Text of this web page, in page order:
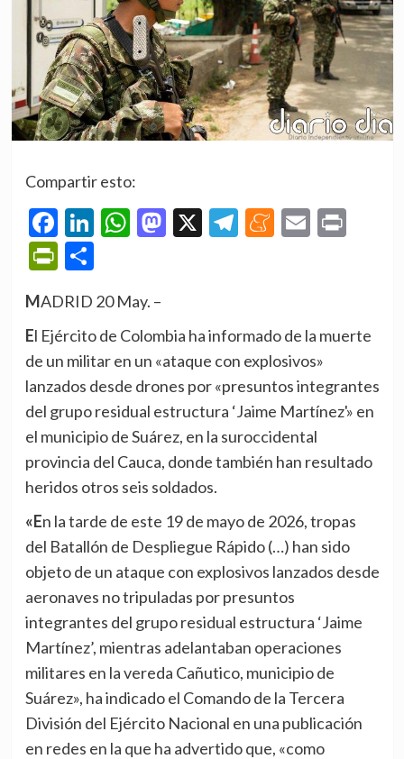
Compartir esto:
Facebook
LinkedIn
WhatsApp
Mastodon
X Telegram
Meneame
Email
PrintFriendly
Compartir
MADRID 20 May. –
El Ejército de Colombia ha informado de la muerte
de un militar en un «ataque con explosivos»
lanzados desde drones por «presuntos integrantes
del grupo residual estructura ‘Jaime Martínez'» en
el municipio de Suárez, en la suroccidental
provincia del Cauca, donde también han resultado
heridos otros seis soldados.
«En la tarde de este 19 de mayo de 2026, tropas
del Batallón de Despliegue Rápido (…) han sido
objeto de un ataque con explosivos lanzados desde
aeronaves no tripuladas por presuntos
integrantes del grupo residual estructura ‘Jaime
Martínez’, mientras adelantaban operaciones
militares en la vereda Cañutico, municipio de
Suárez», ha indicado el Comando de la Tercera
División del Ejército Nacional en una publicación
en redes en la que ha advertido que, «como